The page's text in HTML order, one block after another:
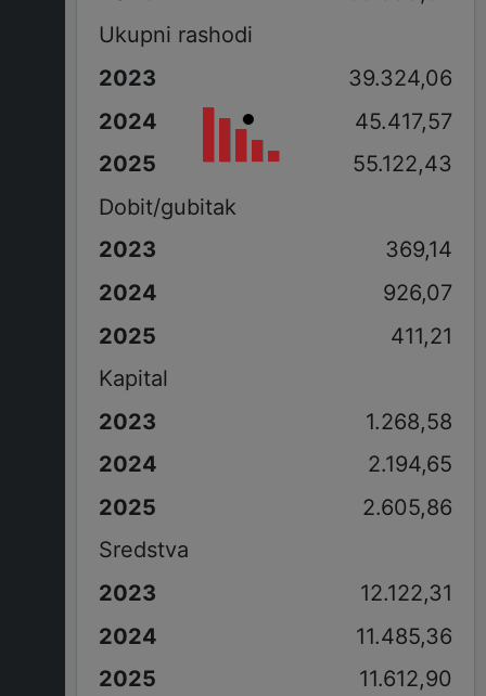
Ukupni rashodi
39.324,06
45.417,57
55.122,43
Dobit/gubitak
369,14
926,07
411,21
Kapital
1.268,58
2.194,65
2.605,86
Sredstva
12.122,31
11.485,36
11.612,90